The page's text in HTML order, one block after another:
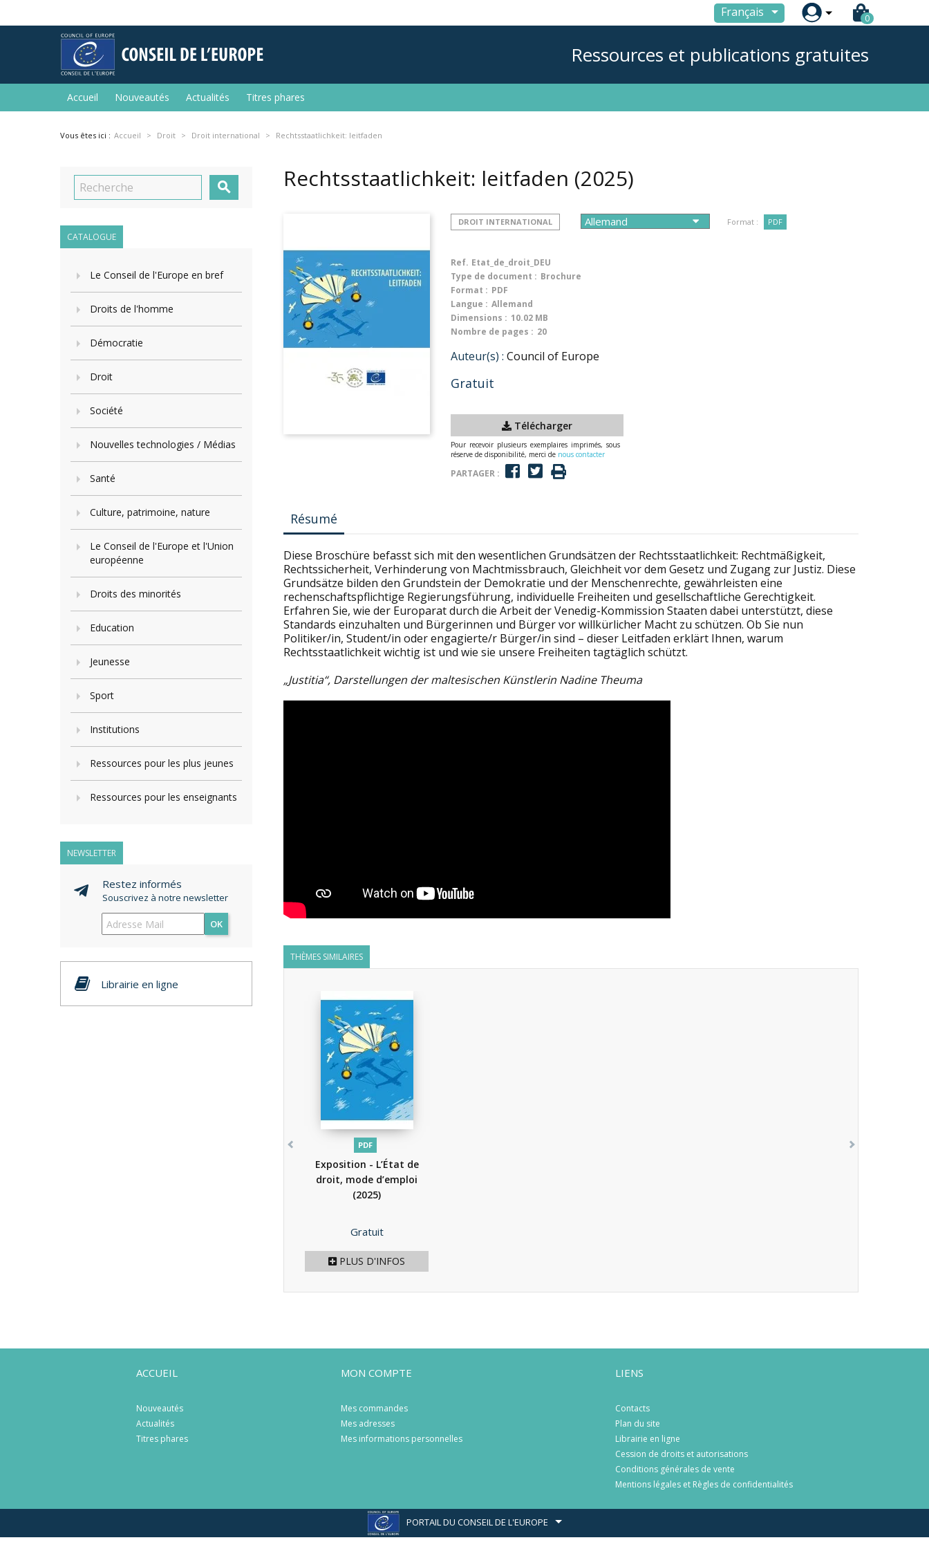
Français  0
Ressources et publications gratuites
Accueil Nouveautés Actualités Titres phares
Vous êtes ici : Accueil Droit Droit international Rechtsstaatlichkeit: leitfaden

CATALOGUE
Le Conseil de l'Europe en bref
Droits de l'homme
Démocratie
Droit
Société
Nouvelles technologies / Médias
Santé
Culture, patrimoine, nature
Le Conseil de l'Europe et l'Union
européenne
Droits des minorités
Education
Jeunesse
Sport
Institutions
Ressources pour les plus jeunes
Ressources pour les enseignants
NEWSLETTER
Restez informés
Souscrivez à notre newsletter
OK
Librairie en ligne
Rechtsstaatlichkeit: leitfaden (2025)
DROIT INTERNATIONAL Format : PDF
Ref. Etat_de_droit_DEU
Type de document : Brochure
Format : PDF
Langue : Allemand
Dimensions : 10.02 MB
Nombre de pages : 20
Auteur(s) : Council of Europe
Gratuit
Télécharger
Pour recevoir plusieurs exemplaires imprimés, sous
réserve de disponibilité, merci de nous contacter
PARTAGER :
Résumé
Diese Broschüre befasst sich mit den wesentlichen Grundsätzen der Rechtsstaatlichkeit: Rechtmäßigkeit,
Rechtssicherheit, Verhinderung von Machtmissbrauch, Gleichheit vor dem Gesetz und Zugang zur Justiz. Diese
Grundsätze bilden den Grundstein der Demokratie und der Menschenrechte, gewährleisten eine
rechenschaftspflichtige Regierungsführung, individuelle Freiheiten und gesellschaftliche Gerechtigkeit.
Erfahren Sie, wie der Europarat durch die Arbeit der Venedig-Kommission Staaten dabei unterstützt, diese
Standards einzuhalten und Bürgerinnen und Bürger vor willkürlicher Macht zu schützen. Ob Sie nun
Politiker/in, Student/in oder engagierte/r Bürger/in sind – dieser Leitfaden erklärt Ihnen, warum
Rechtsstaatlichkeit wichtig ist und wie sie unsere Freiheiten tagtäglich schützt.
„Justitia“, Darstellungen der maltesischen Künstlerin Nadine Theuma
THÈMES SIMILAIRES
PDF
Exposition - L’État de
droit, mode d’emploi
(2025)
Prix
Gratuit
PLUS D'INFOS
ACCUEIL
Nouveautés
Actualités
Titres phares
MON COMPTE
Mes commandes
Mes adresses
Mes informations personnelles
LIENS
Contacts
Plan du site
Librairie en ligne
Cession de droits et autorisations
Conditions générales de vente
Mentions légales et Règles de confidentialités
PORTAIL DU CONSEIL DE L'EUROPE